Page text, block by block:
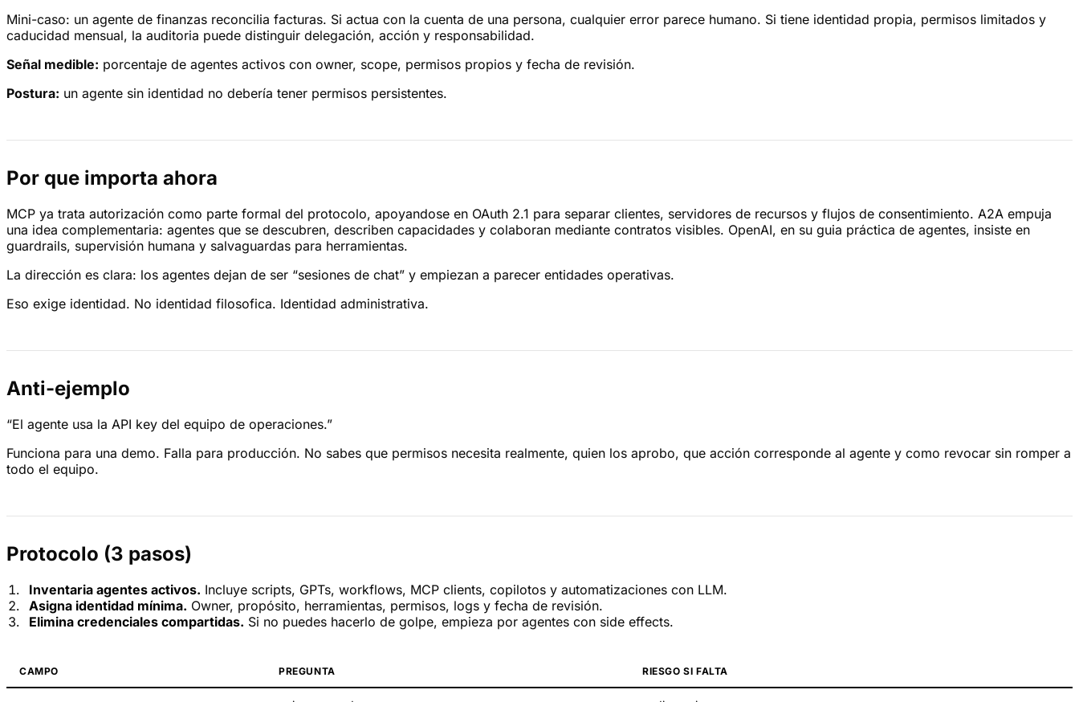
Mini-caso: un agente de finanzas reconcilia facturas. Si actua con la cuenta de una persona, cualquier error parece humano. Si tiene identidad propia, permisos limitados y
caducidad mensual, la auditoria puede distinguir delegación, acción y responsabilidad.
Señal medible: porcentaje de agentes activos con owner, scope, permisos propios y fecha de revisión.
Postura: un agente sin identidad no debería tener permisos persistentes.
Por que importa ahora
MCP ya trata autorización como parte formal del protocolo, apoyandose en OAuth 2.1 para separar clientes, servidores de recursos y flujos de consentimiento. A2A empuja
una idea complementaria: agentes que se descubren, describen capacidades y colaboran mediante contratos visibles. OpenAI, en su guia práctica de agentes, insiste en
guardrails, supervisión humana y salvaguardas para herramientas.
La dirección es clara: los agentes dejan de ser “sesiones de chat” y empiezan a parecer entidades operativas.
Eso exige identidad. No identidad filosofica. Identidad administrativa.
Anti-ejemplo
“El agente usa la API key del equipo de operaciones.”
Funciona para una demo. Falla para producción. No sabes que permisos necesita realmente, quien los aprobo, que acción corresponde al agente y como revocar sin romper a
todo el equipo.
Protocolo (3 pasos)
Inventaria agentes activos. Incluye scripts, GPTs, workflows, MCP clients, copilotos y automatizaciones con LLM.
Asigna identidad mínima. Owner, propósito, herramientas, permisos, logs y fecha de revisión.
Elimina credenciales compartidas. Si no puedes hacerlo de golpe, empieza por agentes con side effects.
CAMPO PREGUNTA RIESGO SI FALTA